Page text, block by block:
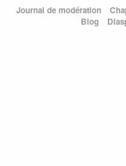
Journal de modération
Blog